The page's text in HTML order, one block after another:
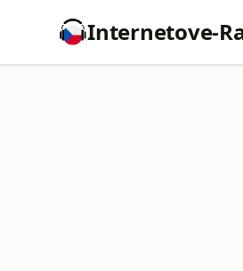
Internetove-